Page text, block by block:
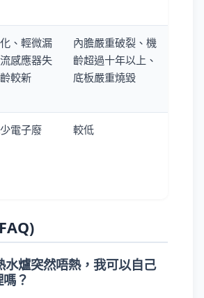
、輕微漏
感應器失
較新
內膽嚴重破裂、機
齡超過十年以上、
底板嚴重燒毀
電子廢
較低
水爐突然唔熱，我可以自己
？